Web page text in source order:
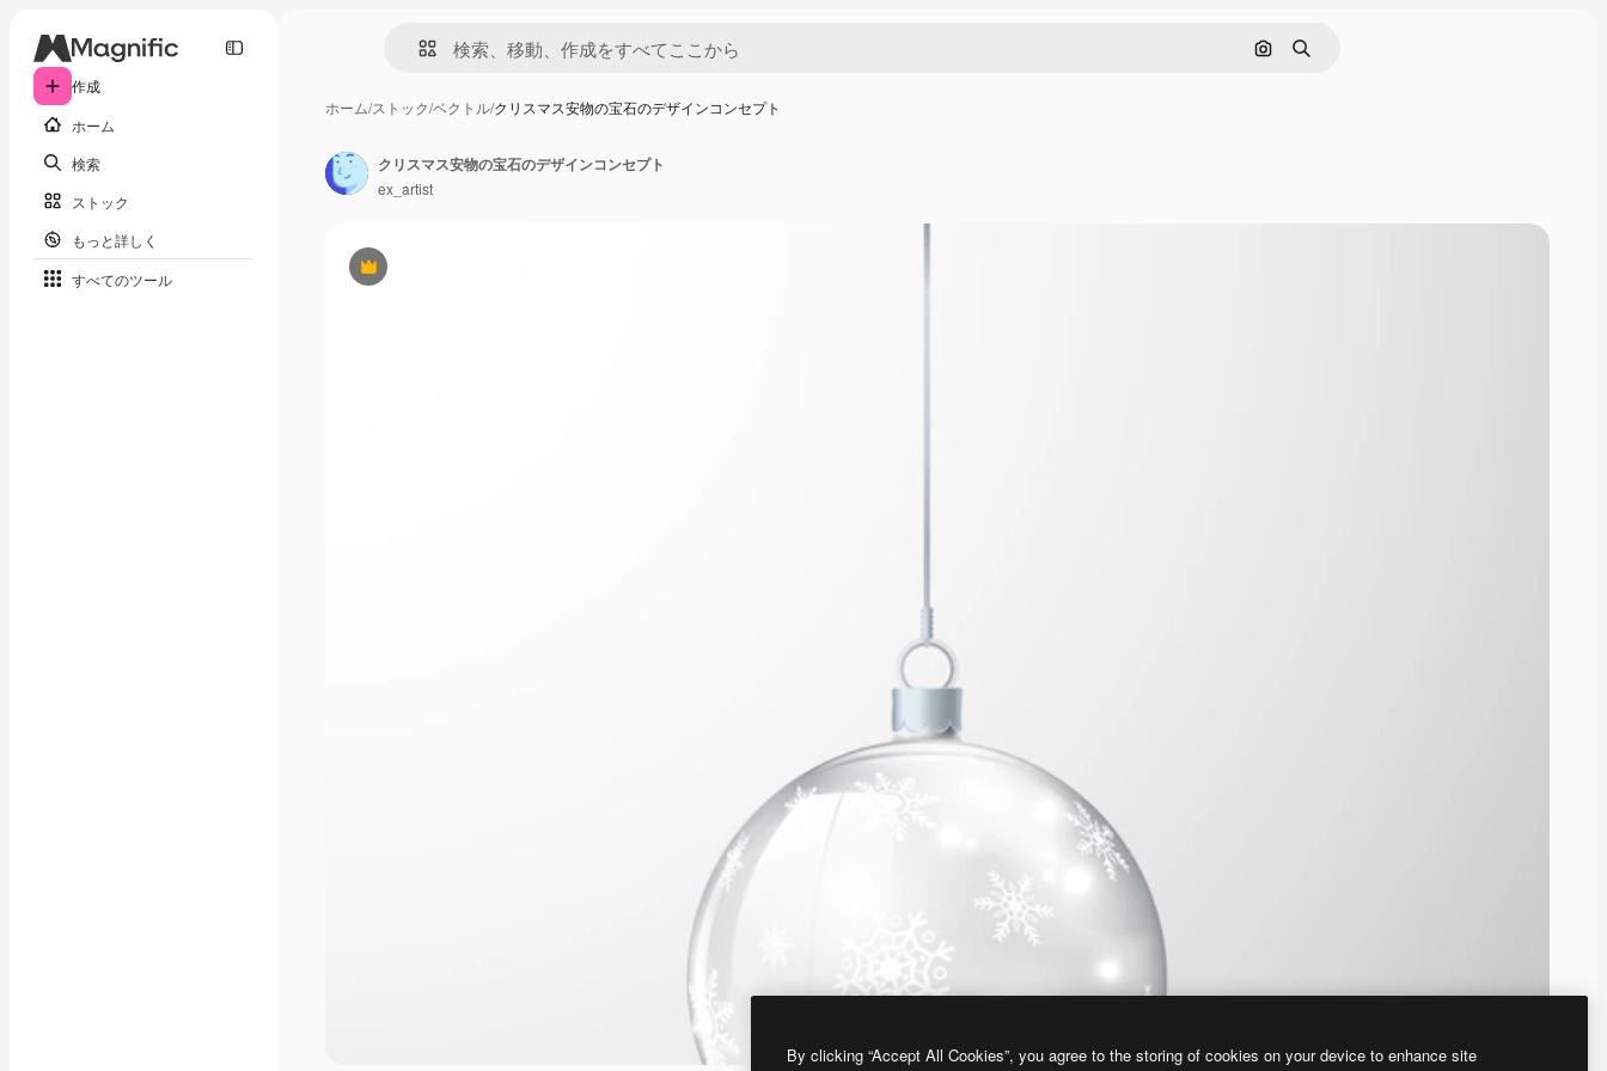
作成
ホーム
検索
ストック
もっと詳しく
すべてのツール
画像で検索
検索
ホーム/ストック/ベクトル/クリスマス安物の宝石のデザインコンセプト
Premium
クリスマス安物の宝石のデザインコンセプト
ex_artist
By clicking “Accept All Cookies”, you agree to the storing of cookies on your device to enhance site